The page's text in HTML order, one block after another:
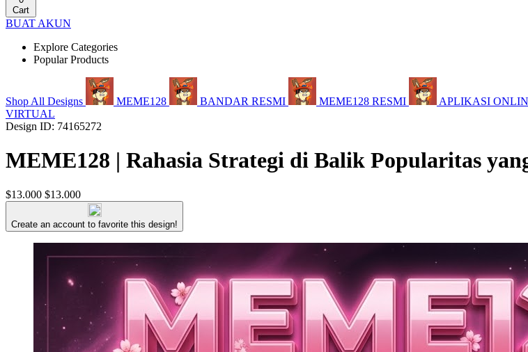
Cart
BUAT AKUN
Explore Categories
Popular Products
Shop All Designs MEME128 BANDAR RESMI MEME128 RESMI APLIKASI
VIRTUAL
Design ID: 74165272
MEME128 | Rahasia Strategi di Balik Popularitas
$13.000 $13.000
Create an account to favorite this design!